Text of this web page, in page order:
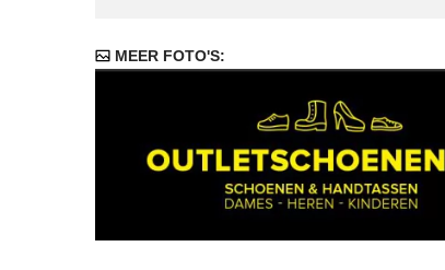
MEER FOTO'S: